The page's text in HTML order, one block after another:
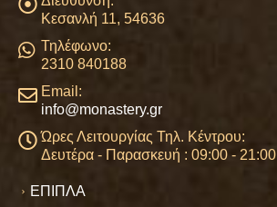
Κεσανλή 11, 54636
Τηλέφωνο:
2310 840188
Email:
info@monastery.gr
Ώρες Λειτουργίας Τηλ. Κέντρου:
Δευτέρα - Παρασκευή : 09:00 - 21:00
ΕΠΙΠΛΑ